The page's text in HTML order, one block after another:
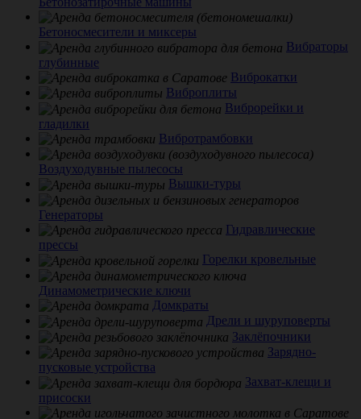
Бетоносмесители и миксеры
Вибраторы
глубинные
Виброкатки
Виброплиты
Виброрейки и
гладилки
Вибротрамбовки
Воздуходувные пылесосы
Вышки-туры
Генераторы
Гидравлические
прессы
Горелки кровельные
Динамометрические ключи
Домкраты
Дрели и шуруповерты
Заклёпочники
Зарядно-
пусковые устройства
Захват-клещи и
присоски